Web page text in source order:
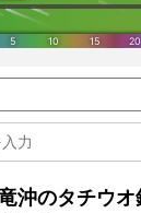
沖のタチウ